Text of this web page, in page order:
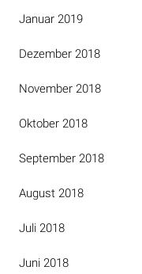
Januar 2019
Dezember 2018
November 2018
Oktober 2018
September 2018
August 2018
Juli 2018
Juni 2018